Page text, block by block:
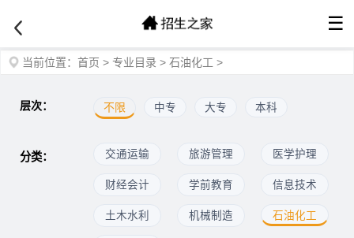
☰
当前位置： 首页 > 专业目录 > 石油化工 >
层次： 不限 中专 大专 本科
分类： 交通运输 旅游管理 医学护理
财经会计 学前教育 信息技术
土木水利 机械制造 石油化工